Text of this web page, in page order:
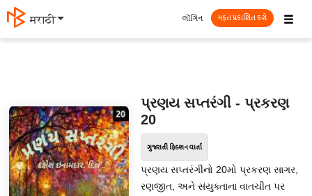
मराठी ☰
લૉગિન મફત પ્રકાશિત કરો
પ્રણય સપ્તરંગી - પ્રકરણ
20
ગુજરાતી ફિક્શન વાર્તા
પ્રણય સપ્તરંગીનો 20મો પ્રકરણ સાગર,
રણજીત, અને સંયુક્તાના વાતચીત પર